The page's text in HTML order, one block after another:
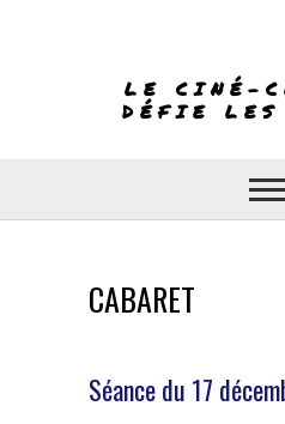
LE CINÉ-
DÉFIE LES
CABARET
Séance du 17